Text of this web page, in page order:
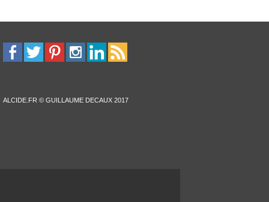
ALCIDE.FR © GUILLAUME DECAUX 2017